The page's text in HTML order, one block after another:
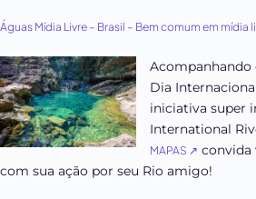
Águas Mídia Livre – Brasil – Bem comum em mídia
Acompanhando
Dia
iniciativa super
International
MAPAS ↗ convida
com sua ação por seu Rio amigo!